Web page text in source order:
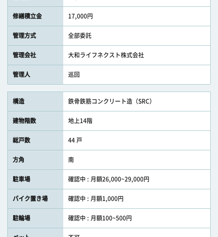
修繕積立金 17,000円
管理方式 全部委託
管理会社 大和ライフネクスト株式会社
管理人 巡回
構造 鉄骨鉄筋コンクリート造（SRC）
建物階数 地上14階
総戸数 44 戸
方角 南
駐車場 確認中 : 月額26,000~29,000円
バイク置き場 確認中 : 月額1,000円
駐輪場 確認中 : 月額100~500円